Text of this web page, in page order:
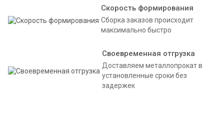
Скорость формирования
Сборка заказов происходит
максимально быстро
Своевременная отгрузка
Доставляем металлопрокат в
установленные сроки без
задержек